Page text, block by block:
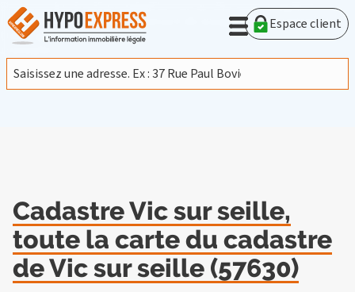
En poursuivant votre navigation sur ce site, vous acceptez
l'utilisation de cookies provenant de Google afin d'analyser le
trafic.En savoir plus
J'accepte
Espace client
Cadastre Vic sur seille,
toute la carte du cadastre
de Vic sur seille (57630)